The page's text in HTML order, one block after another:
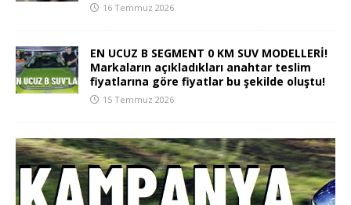
16 Temmuz 2026
EN UCUZ B SEGMENT 0 KM SUV MODELLERİ!
Markaların açıkladıkları anahtar teslim
fiyatlarına göre fiyatlar bu şekilde oluştu!
15 Temmuz 2026